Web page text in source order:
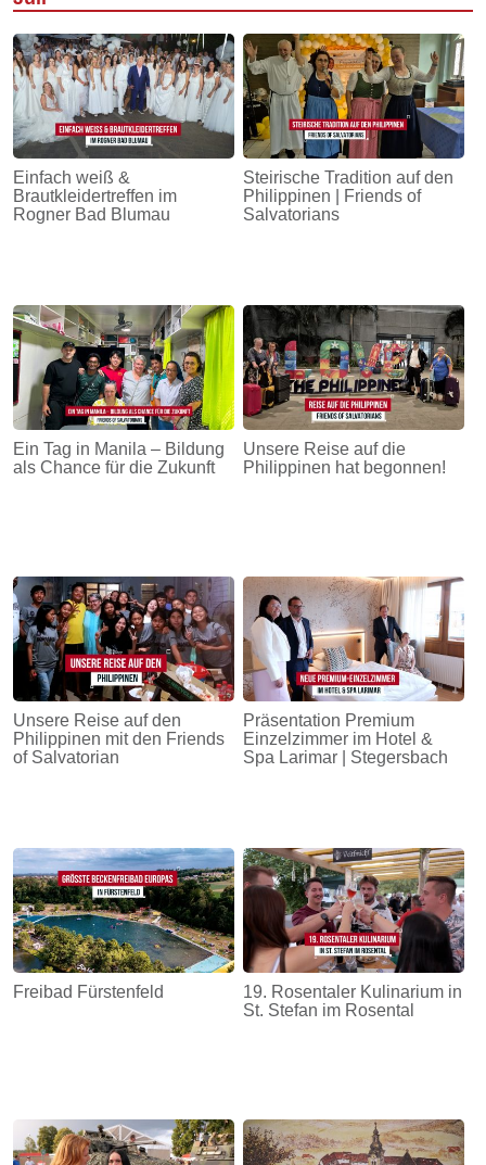
Einfach weiß &
Brautkleidertreffen im
Rogner Bad Blumau
Steirische Tradition auf den
Philippinen | Friends of
Salvatorians
Ein Tag in Manila – Bildung
als Chance für die Zukunft
Unsere Reise auf die
Philippinen hat begonnen!
Unsere Reise auf den
Philippinen mit den Friends
of Salvatorian
Präsentation Premium
Einzelzimmer im Hotel &
Spa Larimar | Stegersbach
Freibad Fürstenfeld
19. Rosentaler Kulinarium in
St. Stefan im Rosental